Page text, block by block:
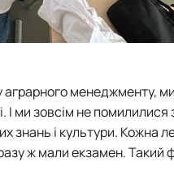
менеджменту,
І ми зовсім не
знань і культури. Кожна
ж мали екзамен.